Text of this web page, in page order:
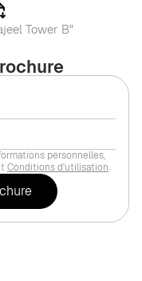
personnelles,
Conditions d'utilisation.
Tower B"